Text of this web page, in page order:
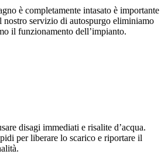
è completamente intasato è importante
servizio di autospurgo eliminiamo
il funzionamento dell’impianto.
disagi immediati e risalite d’acqua.
per liberare lo scarico e riportare il